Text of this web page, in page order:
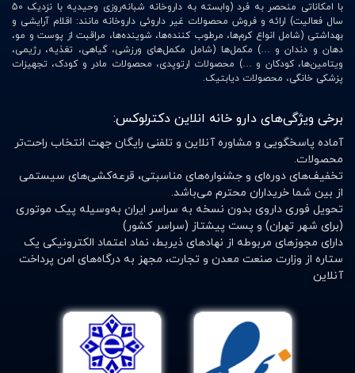
با امکاناتی منحصر به فرد (وابسته به داروخانه شبانه‌روزی وحیدیه با نزدیک 50
سال فعالیت) ارائه و فروش محصولات غیر داروئی داروخانه مانند: اقلام آرایشی و
بهداشتی (شامل انواع کرم‌ها، مرطوب کننده‌ها، شوینده‌ها، مراقبت از پوست و مو،
دهان و دندان و …) مکمل‌ها (شامل مکمل‌های ورزشی، گیاهی، تغذیه، رژیمی،
ویتامین‌ها، کودکان و …) محصولات ارتوپدی، محصولات مادر و کودک، تجهیزات
پزشکی خانگی، محصولات دیابتیک.
برخی ویژگی‌های دارو خانه انلاین دکترلوکس:
آماده پاسخگویی و مشاوره آنلاین و تلفنی رایگان جهت انتخاب راحت‌تر
محصولات.
تخفیف‌های دوره‌ای و جشنواره‌های مناسبتی، قرعه‌کشی‌های سیستمی
از بین شما خریداران محترم می‌باشد.
تحویل فوری داروی بدون نسخه به سراسر ایران به‌وسیله پیک موتوری
(برای شهر تهران) و پست پیشتاز (سراسر کشور)
دارای مجوزهای مربوطه از نهادهای ذیربط، نماد اعتماد الکترونیکی یک
ستاره از وزارت صنعت معدن و تجارت، مجهز به درگاه‌های امن پرداخت
آنلاین